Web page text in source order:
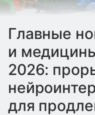
Главные
и
2026:
для